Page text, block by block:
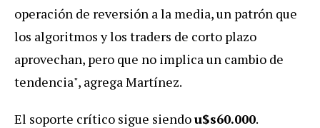
operación de reversión a la media, un patrón que
los algoritmos y los traders de corto plazo
aprovechan, pero que no implica un cambio de
tendencia", agrega Martínez.
El soporte crítico sigue siendou$s60.000.